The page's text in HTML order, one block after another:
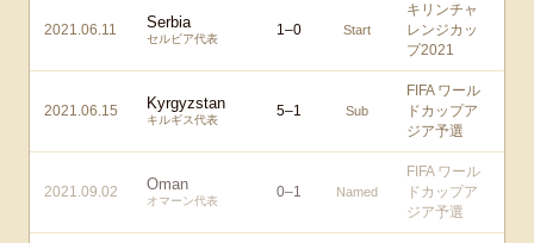
2021.06.11 Serbia
セルビア代表
1–0 Start
キリンチャ
レンジカッ
プ2021
2021.06.15 Kyrgyzstan
キルギス代表
5–1 Sub
FIFA ワール
ドカップア
ジア予選
2021.09.02 Oman
オマーン代表
0–1 Named
FIFA ワール
ドカップア
ジア予選